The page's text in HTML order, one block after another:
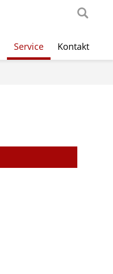
Service Kontakt